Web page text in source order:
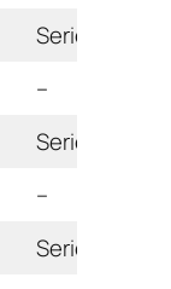
Serie
–
Serie
–
Serie